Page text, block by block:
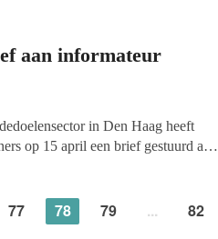
aan informateur
in Den Haag heeft
op 15 april een brief gestuurd aan
kop in te drukken en pleit het voor
77 78 79 ... 82